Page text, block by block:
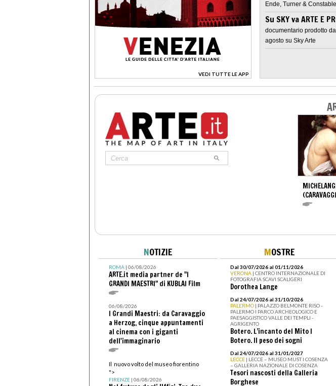
VEDI TUTTE LE APP
>
Ende, Turner & Constable
Su SKY va ARTE E
documentario prodotto
agosto su Sky Arte
NOTIZIE
ROMA| 06/08/2026
ARTE.it media partner de "I
GRANDI MAESTRI" di KUBLAI Film
06/08/2026
I Grandi Maestri: da Caravaggio
a Herzog, cinque appuntamenti
al cinema con i giganti
dell'immaginario
Il nuovo volto del museo fiorentino
">
FIRENZE| 06/08/2026
MOSTRE
Dal 30/07/2026 al 01/11/2026
VERONA | CENTRO INTERNAZIONALE DI
FOTOGRAFIA SCAVI SCALIGERI
Dorothea Lange
Dal 24/07/2026 al 31/10/2026
PALERMO | PALAZZO BELMONTE RISO -
PALERMO I PARCO ARCHEOLOGICO E
PAESAGGISTICO VALLE DEI TEMPLI -
AGRIGENTO
Botero. L’incanto del Mito I
Botero. Il peso dei sogni
Dal 24/07/2026 al 31/01/2027
LECCE | LECCE – MUSEO MUST I COSENZA
– GALLERIA NAZIONALE DI COSENZA
Tesori nascosti della Galleria
Borghese